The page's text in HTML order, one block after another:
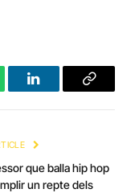
LinkedInCopy
que balla hip hop
un repte dels